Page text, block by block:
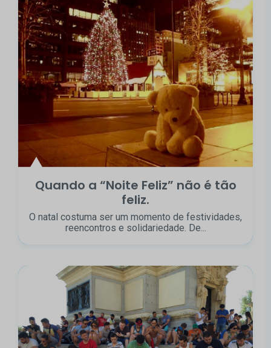
Quando a “Noite Feliz” não é tão
feliz.
O natal costuma ser um momento de festividades,
reencontros e solidariedade. De...